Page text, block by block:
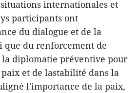
internationales et
participants ont
du dialogue et de la
que du renforcement de
diplomatie préventive pour
et de lastabilité dans la
l'importance de la paix,